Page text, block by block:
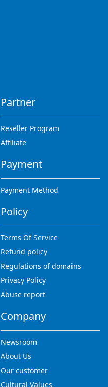
Partner
Reseller Program
Affiliate
Payment
Payment Method
Policy
Terms Of Service
Refund policy
Regulations of domains
Privacy Policy
Abuse report
Company
Newsroom
About Us
Our customer
Cultural Values